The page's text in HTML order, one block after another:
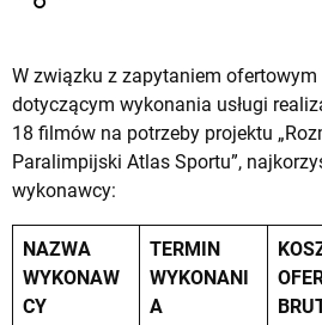
W związku z zapytaniem
dotyczącym wykonania usługi
18 filmów na potrzeby projektu
Paralimpijski Atlas Sportu”,
wykonawcy:
NAZWA
WYKONAW
CY
TERMIN
WYKONANI
A